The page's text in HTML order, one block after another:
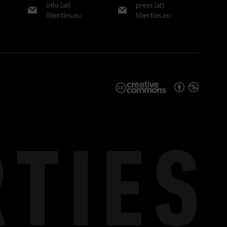
info (at)
liberties.eu
press (at)
liberties.eu